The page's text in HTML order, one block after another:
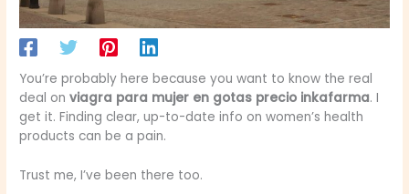
You’re probably here because you want to know the real
deal onviagra para mujer en gotas precio inkafarma. I
get it. Finding clear, up-to-date info on women’s health
products can be a pain.
Trust me, I’ve been there too.